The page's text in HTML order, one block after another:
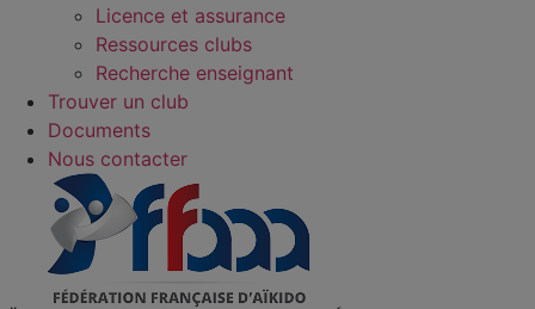
Licence et assurance
Ressources clubs
Recherche enseignant
Trouver un club
Documents
Nous contacter